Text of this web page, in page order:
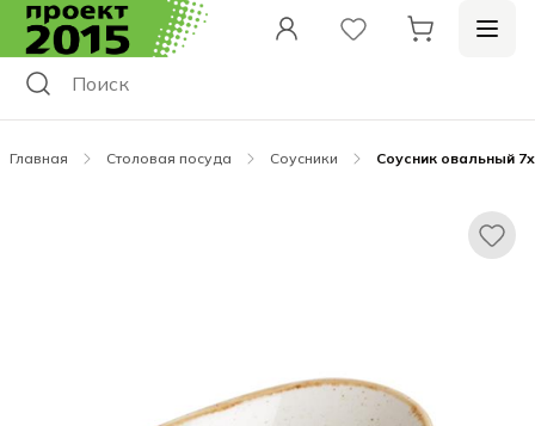
Главная Столовая посуда Соусники Соусник овальный